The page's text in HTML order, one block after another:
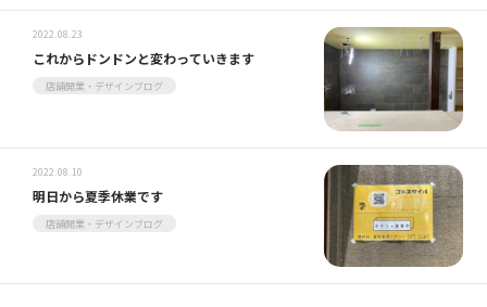
2022.08.23
これからドンドンと変わっていきます
店舗開業・デザインブログ
2022.08.10
明日から夏季休業です
店舗開業・デザインブログ